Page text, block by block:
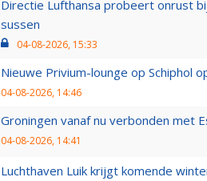
Directie Lufthansa probeert onrust
sussen
04-08-2026, 15:33
Nieuwe Privium-lounge op Schiphol
04-08-2026, 14:46
Groningen vanaf nu verbonden met
04-08-2026, 14:41
Luchthaven Luik krijgt komende